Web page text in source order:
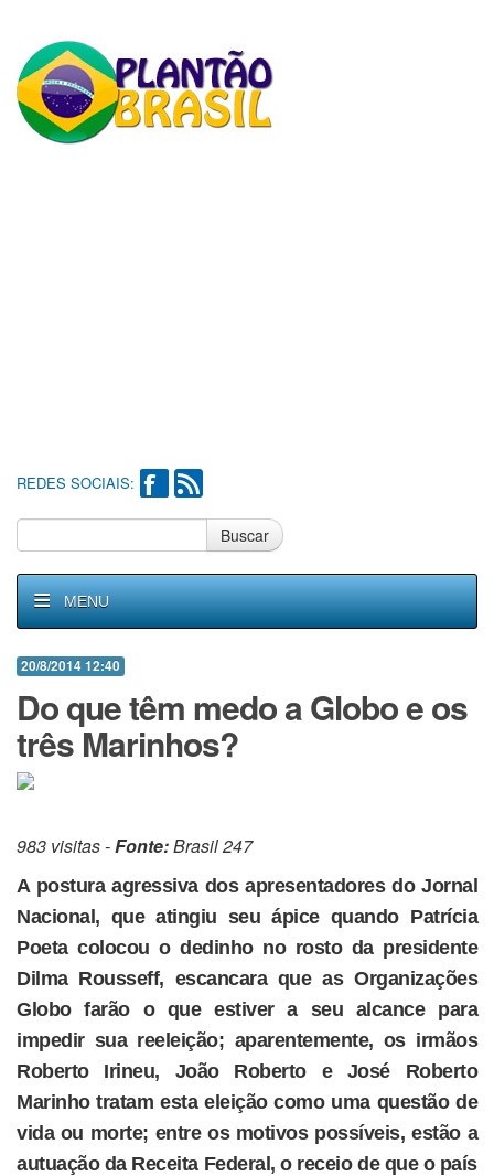
REDES SOCIAIS:
Buscar
MENU
20/8/2014 12:40
Do que têm medo a Globo e os
três Marinhos?
983 visitas -Fonte:Brasil 247
A postura agressiva dos apresentadores do Jornal
Nacional, que atingiu seu ápice quando Patrícia
Poeta colocou o dedinho no rosto da presidente
Dilma Rousseff, escancara que as Organizações
Globo farão o que estiver a seu alcance para
impedir sua reeleição; aparentemente, os irmãos
Roberto Irineu, João Roberto e José Roberto
Marinho tratam esta eleição como uma questão de
vida ou morte; entre os motivos possíveis, estão a
autuação da Receita Federal, o receio de que o país